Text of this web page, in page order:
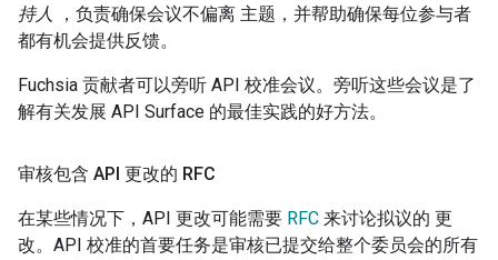
持人
，负责确保会议不偏离 主题，并帮助确保每位参与者
都有机会提供反馈。
Fuchsia 贡献者可以旁听 API 校准会议。旁听这些会议是了
解有关发展 API Surface 的最佳实践的好方法。
审核包含 API 更改的 RFC
在某些情况下，API 更改可能需要 RFC 来讨论拟议的 更
改。API 校准的首要任务是审核已提交给整个委员会的所有